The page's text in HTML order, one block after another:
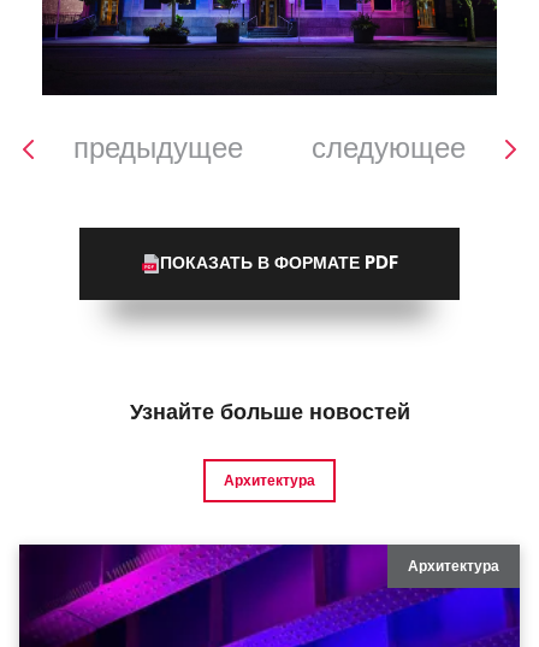
предыдущее следующее
ПОКАЗАТЬ В ФОРМАТЕ PDF
Узнайте больше новостей
Архитектура
Архитектура